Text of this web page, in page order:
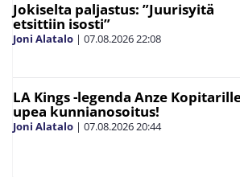
Jokiselta paljastus: ”Juurisyitä
etsittiin isosti”
Joni Alatalo | 07.08.202622:08
LA Kings -legenda Anze
upea kunnianosoitus!
Joni Alatalo | 07.08.202620:44